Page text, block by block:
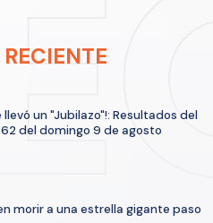
un "Jubilazo"!: Resultados del
del domingo 9 de agosto
morir a una estrella gigante paso